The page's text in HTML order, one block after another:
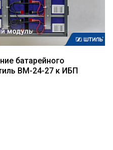
батарейного
BM-24-27 к ИБП